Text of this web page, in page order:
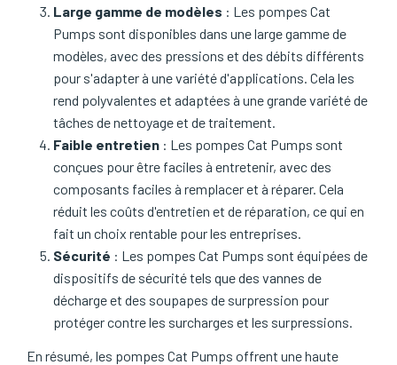
Large gamme de modèles : Les pompes Cat
Pumps sont disponibles dans une large gamme de
modèles, avec des pressions et des débits différents
pour s'adapter à une variété d'applications. Cela les
rend polyvalentes et adaptées à une grande variété de
tâches de nettoyage et de traitement.
Faible entretien : Les pompes Cat Pumps sont
conçues pour être faciles à entretenir, avec des
composants faciles à remplacer et à réparer. Cela
réduit les coûts d'entretien et de réparation, ce qui en
fait un choix rentable pour les entreprises.
Sécurité : Les pompes Cat Pumps sont équipées de
dispositifs de sécurité tels que des vannes de
décharge et des soupapes de surpression pour
protéger contre les surcharges et les surpressions.
En résumé, les pompes Cat Pumps offrent une haute